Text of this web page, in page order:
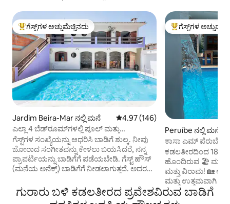
ಗೆಸ್ಟ್‌ಗಳಿಗೆ ಅತಿ ಹೆಚ್ಚು ಅಚ್ಚುಮೆಚ್ಚಿನದು
ಗೆಸ್ಟ್‌ಗಳ ಅಚ್ಚುಮೆಚ್ಚಿನದು
Jardim Beira-Mar ನಲ್ಲಿ ಮನೆ 5 ರಲ್ಲಿ 4.97 ಸರಾಸರಿ ರೇಟಿಂಗ್, 146
4.97 (146)
ಎಲ್ಲಾ 4 ಬೆಡ್‌ರೂಮ್‌ಗಳಲ್ಲಿ ಪೂಲ್ ಮತ್ತು
ಹವಾನಿಯಂತ್ರಣವನ್ನು ಹೊಂದಿರುವ ಗೆಸ್ಟ್ ಹೌಸ್
ಗೆಸ್ಟ್‌ಗಳ ಸಂಖ್ಯೆಯನ್ನು ಆಧರಿಸಿ ಬಾಡಿಗೆ ಶುಲ್ಕ. ನೀವು
ಜೋರಾದ ಸಂಗೀತವನ್ನು ಕೇಳಲು ಬಯಸಿದರೆ, ನನ್ನ
ಪ್ರಾಪರ್ಟಿಯನ್ನು ಬಾಡಿಗೆಗೆ ಪಡೆಯಬೇಡಿ. ಗೆಸ್ಟ್ ಹೌಸ್
(ಮನೆಯ ಅನೆಕ್ಸ್) ಬಾಡಿಗೆಗೆ ನೀಡಲಾಗುತ್ತದೆ. ಅದರಲ್ಲಿ
ಎನ್-ಸೂಟ್‌ಗಳು) ಇವೆ ಮತ್ತು ಆಸ್ತಿಯಲ್ಲಿ ಇನ್ನೊಂದು
ಮನೆ ಇದೆ ಆದರೆ ಗೋಡೆಯಿಂದ ಬೇರ್ಪಟ್ಟಿದೆ (ನಾನು
ಗೆಸ್ಟ್‌ಗಳಿಗೆ ಅತಿ ಹೆಚ್ಚು
ಗೆಸ್ಟ್‌ಗಳ
Peruíbe ನಲ್ಲಿ ಮನೆ
ಕಾಸಾ ಎಮ್ ಪೆರುಬೆ
ಕಡಲತೀರದಿಂದ 180
ಹೊಂದಿರುವ 🏖️ ಮನೆ –
ಮತ್ತು ವಿರಾಮ! 🏡
ಮತ್ತು ಉತ್ತಮವಾಗಿ
ಆರಾಮವಾಗಿರಿ!
ಕುಟುಂಬ, ಸ್ನೇಹಿತರು
ಗುರಾರು ಬಳಿ ಕಡಲತೀರದ ಪ್ರವೇಶವಿರುವ ಬಾಡಿಗೆ